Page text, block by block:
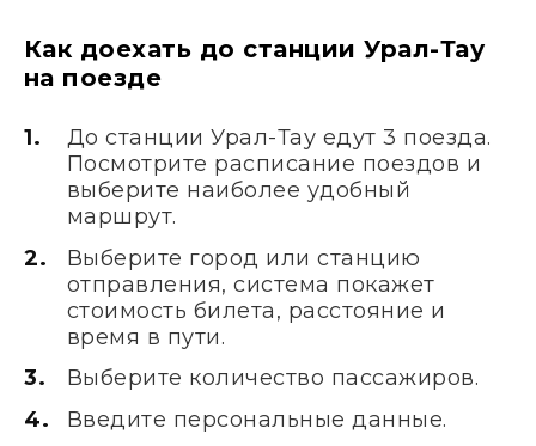
Как доехать до станции Урал-Тау
на поезде
До станции Урал-Тау едут 3 поезда.
Посмотрите расписание поездов и
выберите наиболее удобный
маршрут.
Выберите город или станцию
отправления, система покажет
стоимость билета, расстояние и
время в пути.
Выберите количество пассажиров.
Введите персональные данные.